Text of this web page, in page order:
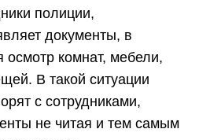
полиции,
документы, в
осмотр комнат, мебели,
В такой ситуации
с сотрудниками,
не читая и тем самым